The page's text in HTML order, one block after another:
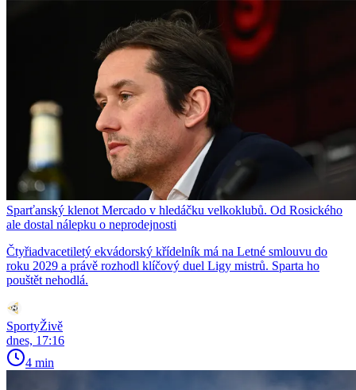
Sparťanský klenot Mercado v hledáčku velkoklubů. Od Rosického
ale dostal nálepku o neprodejnosti
Čtyřiadvacetiletý ekvádorský křídelník má na Letné smlouvu do
roku 2029 a právě rozhodl klíčový duel Ligy mistrů. Sparta ho
pouštět nehodlá.
SportyŽivě
dnes, 17:16
4 min